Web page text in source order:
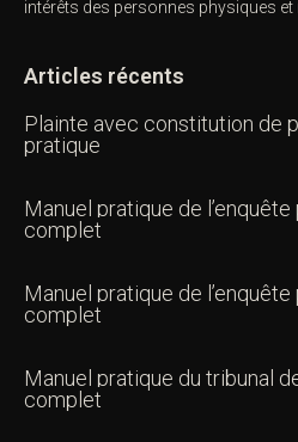
intérêts des personnes physiques
Articles récents
Plainte avec constitution de
pratique
Manuel pratique de
complet
Manuel pratique de
complet
Manuel pratique du tribunal
complet